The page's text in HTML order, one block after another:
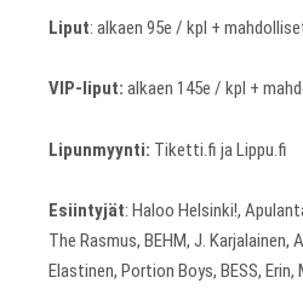
Liput: alkaen 95e / kpl +
VIP-liput: alkaen 145e / kpl +
Lipunmyynti: Tiketti.fi ja Lippu.fi
Esiintyjät: Haloo Helsinki!,
The Rasmus, BEHM, J. Karjalainen,
Elastinen, Portion Boys, BESS,